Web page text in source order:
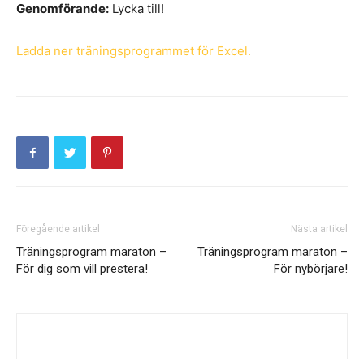
Genomförande: Lycka till!
Ladda ner träningsprogrammet för Excel.
Föregående artikel
Träningsprogram maraton –
För dig som vill prestera!
Nästa artikel
Träningsprogram maraton –
För nybörjare!